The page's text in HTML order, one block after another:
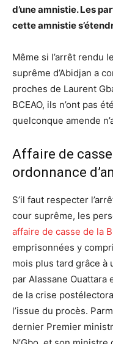
d’une amnistie. Les
cette amnistie
Même si l’arrêt rendu
suprême d’Abidjan a
proches de Laurent
BCEAO, ils n’ont pas
quelconque amende
Affaire de casse
ordonnance
S’il faut respecter
cour suprême, les
affaire de casse de la
emprisonnées y
mois plus tard grâce à
par Alassane Ouattara
de la crise
l’issue du procès.
dernier Premier